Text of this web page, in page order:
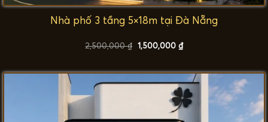
Nhà phố 3 tầng 5×18m tại Đà Nẵng
2,500,000₫ Giá
gốc
1,500,000 ₫Giá
hiện
1,500,000 ₫.